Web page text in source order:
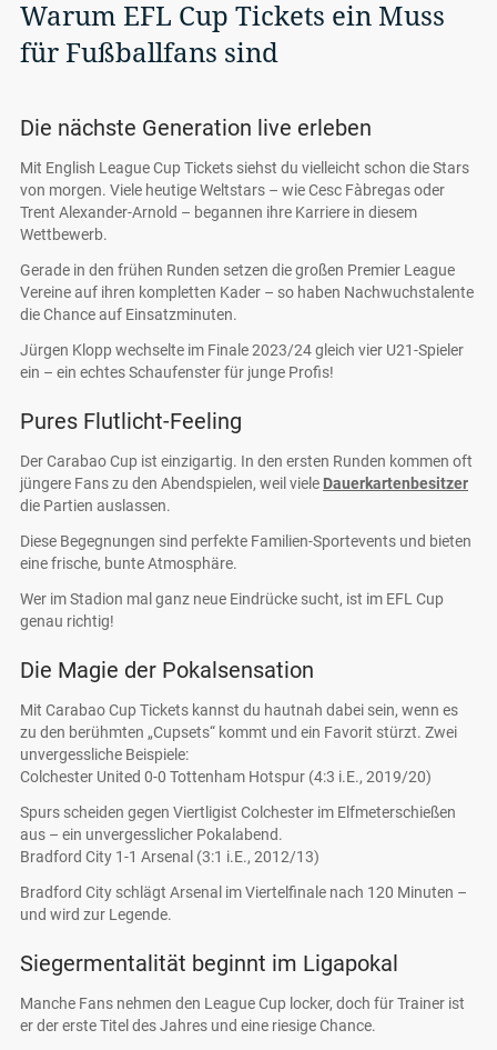
Warum EFL Cup Tickets ein Muss
für Fußballfans sind
Die nächste Generation live erleben
Mit English League Cup Tickets siehst du vielleicht schon die Stars
von morgen. Viele heutige Weltstars – wie Cesc Fàbregas oder
Trent Alexander-Arnold – begannen ihre Karriere in diesem
Wettbewerb.
Gerade in den frühen Runden setzen die großen Premier League
Vereine auf ihren kompletten Kader – so haben Nachwuchstalente
die Chance auf Einsatzminuten.
Jürgen Klopp wechselte im Finale 2023/24 gleich vier U21-Spieler
ein – ein echtes Schaufenster für junge Profis!
Pures Flutlicht-Feeling
Der Carabao Cup ist einzigartig. In den ersten Runden kommen oft
jüngere Fans zu den Abendspielen, weil viele Dauerkartenbesitzer
die Partien auslassen.
Diese Begegnungen sind perfekte Familien-Sportevents und bieten
eine frische, bunte Atmosphäre.
Wer im Stadion mal ganz neue Eindrücke sucht, ist im EFL Cup
genau richtig!
Die Magie der Pokalsensation
Mit Carabao Cup Tickets kannst du hautnah dabei sein, wenn es
zu den berühmten „Cupsets“ kommt und ein Favorit stürzt. Zwei
unvergessliche Beispiele:
Colchester United 0-0 Tottenham Hotspur (4:3 i.E., 2019/20)
Spurs scheiden gegen Viertligist Colchester im Elfmeterschießen
aus – ein unvergesslicher Pokalabend.
Bradford City 1-1 Arsenal (3:1 i.E., 2012/13)
Bradford City schlägt Arsenal im Viertelfinale nach 120 Minuten –
und wird zur Legende.
Siegermentalität beginnt im Ligapokal
Manche Fans nehmen den League Cup locker, doch für Trainer ist
er der erste Titel des Jahres und eine riesige Chance.